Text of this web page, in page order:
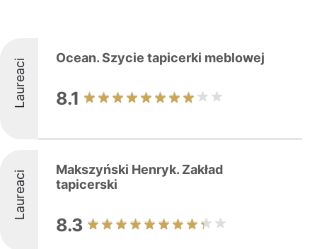
Laureaci Ocean. Szycie tapicerki meblowej
8.1
Laureaci
Makszyński Henryk. Zakład
tapicerski
8.3